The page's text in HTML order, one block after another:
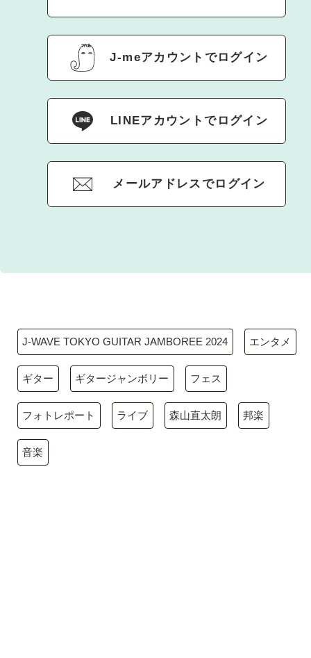
J-meアカウントでログイン
LINEアカウントでログイン
メールアドレスでログイン
J-WAVE TOKYO GUITAR JAMBOREE 2024 エンタメ
ギター ギタージャンボリー フェス
フォトレポート ライブ 森山直太朗 邦楽
音楽